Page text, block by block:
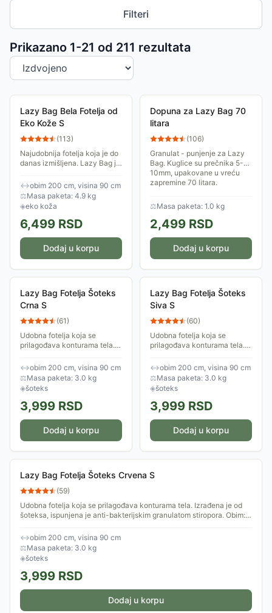
Filteri
Prikazano 1-21 od 211 rezultata
Sortiranje proizvoda
Lazy Bag Bela Fotelja od
Eko Kože S
(113)
Najudobnija fotelja koja je do
danas izmišljena. Lazy Bag je
prilagođava se položaju i
pokretima Vašeg tela te je...
↔obim 200 cm, visina 90 cm
⚖Masa paketa: 4.9 kg
◈eko koža
6,499 RSD
Dodaj u korpu
Dopuna za Lazy Bag 70
litara
(106)
Granulat - punjenje za Lazy
Bag. Kuglice su prečnika 5-
10mm, upakovane u vreću
zapremine 70 litara.
⚖Masa paketa: 1.0 kg
2,499 RSD
Dodaj u korpu
Lazy Bag Fotelja Šoteks
Crna S
(61)
Udobna fotelja koja se
prilagođava konturama tela.
ispunjena je anti-bakterijskim
granulatom stiropora. Obim:
200cm.
↔obim 200 cm, visina 90 cm
⚖Masa paketa: 3.0 kg
◈šoteks
3,999 RSD
Dodaj u korpu
Lazy Bag Fotelja Šoteks
Siva S
(60)
Udobna fotelja koja se
prilagođava konturama tela.
ispunjena je anti-bakterijskim
granulatom stiropora. Obim:
200cm.
↔obim 200 cm, visina 90 cm
⚖Masa paketa: 3.0 kg
◈šoteks
3,999 RSD
Dodaj u korpu
Lazy Bag Fotelja Šoteks Crvena S
(59)
Udobna fotelja koja se prilagođava konturama tela. Izrađena je od
šoteksa, ispunjena je anti-bakterijskim granulatom stiropora. Obim:
↔obim 200 cm, visina 90 cm
⚖Masa paketa: 3.0 kg
◈šoteks
3,999 RSD
Dodaj u korpu